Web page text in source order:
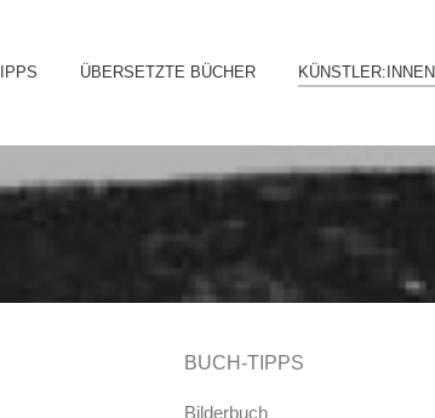
Skip
content
ÜBERSETZTE BÜCHER KÜNSTLER:INNEN
BUCH-TIPPS
Bilderbuch